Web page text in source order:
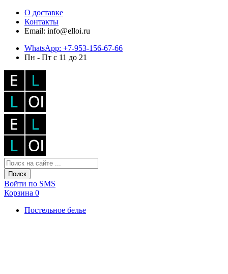
О доставке
Контакты
Email: info@elloi.ru
WhatsApp: +7-953-156-67-66
Пн - Пт с 11 до 21
Поиск
Войти по SMS
Корзина 0
Постельное белье